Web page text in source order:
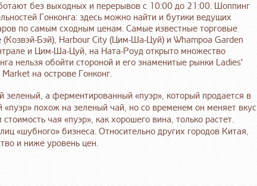
без выходных и перерывов с 10:00 до 21:00. Шоппинг
Гонконга: здесь можно найти и бутики ведущих
по самым сходным ценам. Самые известные торговые
Бэй), Harbour City (Цим-Ша-Цуй) и Whampoa Garden
и Цим-Ша-Цуй, на Ната-Роуд открыто множество
нельзя обойти стороной и его знаменитые рынки Ladies'
на острове Гонконг.
зеленый, а ферментированный «пуэр», который продается в
«пуэр» похож на зеленый чай, но со временем он меняет вкус
чая «пуэр», как хорошего вина, только растет.
«шубного» бизнеса. Относительно других городов Китая,
и ниже уровень цен.